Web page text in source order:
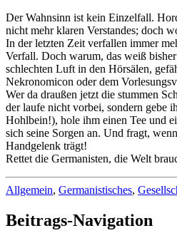
Der Wahnsinn ist kein Einzelfall.
nicht mehr klaren Verstandes; doch
In der letzten Zeit verfallen immer
Verfall. Doch warum, das weiß
schlechten Luft in den Hörsälen,
Nekronomicon oder dem
Wer da draußen jetzt die stummen
der laufe nicht vorbei, sondern gebe
Hohlbein!), hole ihm einen Tee und
sich seine Sorgen an. Und fragt,
Handgelenk trägt!
Rettet die Germanisten, die Welt
Allgemein, Germanistisches,
Beitrags-Navigation